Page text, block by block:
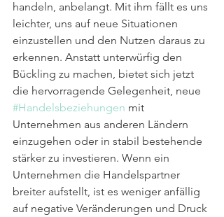
handeln, anbelangt. Mit ihm fällt es uns
leichter, uns auf neue Situationen
einzustellen und den Nutzen daraus zu
erkennen. Anstatt unterwürfig den
Bückling zu machen, bietet sich jetzt
die hervorragende Gelegenheit, neue
#Handelsbeziehungen mit
Unternehmen aus anderen Ländern
einzugehen oder in stabil bestehende
stärker zu investieren. Wenn ein
Unternehmen die Handelspartner
breiter aufstellt, ist es weniger anfällig
auf negative Veränderungen und Druck